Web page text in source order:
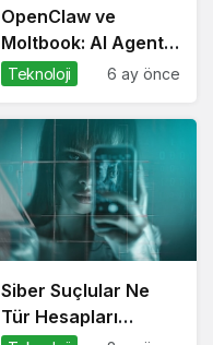
OpenClaw ve
Moltbook: AI Agent
Ekonomisinin İlk
Teknoloji 6 ay önce
Siber Suçlular Ne
Tür Hesapları